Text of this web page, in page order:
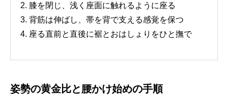
膝を閉じ、浅く座面に触れるように座る
背筋は伸ばし、帯を背で支える感覚を保つ
座る直前と直後に裾とおはしょりをひと撫で
姿勢の黄金比と腰かけ始めの手順